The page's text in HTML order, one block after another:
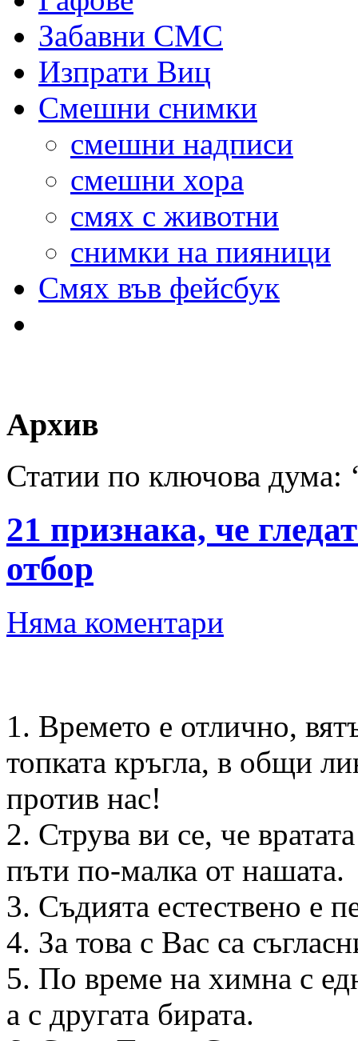
Забавни СМС
Изпрати Виц
Смешни снимки
смешни надписи
смешни хора
смях с животни
снимки на пияници
Смях във фейсбук
Архив
Статии по ключова дума:
21 признака, че
отбор
Няма коментари
1. Времето е отлично,
топката кръгла, в общи
против нас!
2. Струва ви се, че
пъти по-малка от нашата.
3. Съдията естествено е
4. За това с Вас са
5. По време на химна с
а с другата бирата.